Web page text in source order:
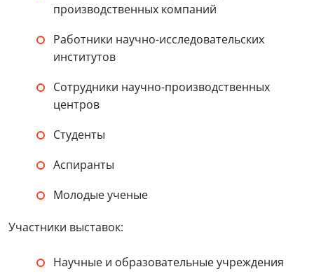
производственных компаний
Работники научно-исследовательских
институтов
Сотрудники научно-производственных
центров
Студенты
Аспиранты
Молодые ученые
Участники выставок:
Научные и образовательные учреждения